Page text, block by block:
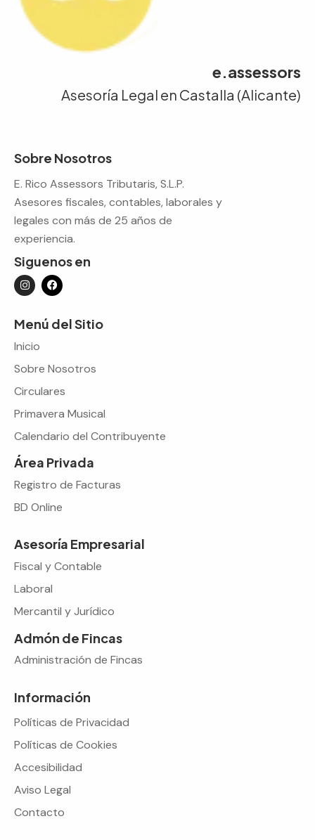
e.assessors
Asesoría Legal en Castalla (Alicante)
Sobre Nosotros
E. Rico Assessors Tributaris, S.L.P.
Asesores fiscales, contables, laborales y
legales con más de 25 años de
experiencia.
Siguenos en
Menú del Sitio
Inicio
Sobre Nosotros
Circulares
Primavera Musical
Calendario del Contribuyente
Área Privada
Registro de Facturas
BD Online
Asesoría Empresarial
Fiscal y Contable
Laboral
Mercantil y Jurídico
Admón de Fincas
Administración de Fincas
Información
Políticas de Privacidad
Políticas de Cookies
Accesibilidad
Aviso Legal
Contacto